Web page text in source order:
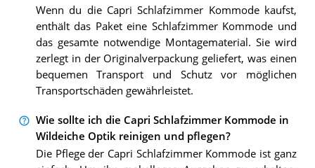
Wenn du die Capri Schlafzimmer Kommode kaufst,
enthält das Paket eine Schlafzimmer Kommode und
das gesamte notwendige Montagematerial. Sie wird
zerlegt in der Originalverpackung geliefert, was einen
bequemen Transport und Schutz vor möglichen
Transportschäden gewährleistet.
Wie sollte ich die Capri Schlafzimmer Kommode in
Wildeiche Optik reinigen und pflegen?
Die Pflege der Capri Schlafzimmer Kommode ist ganz